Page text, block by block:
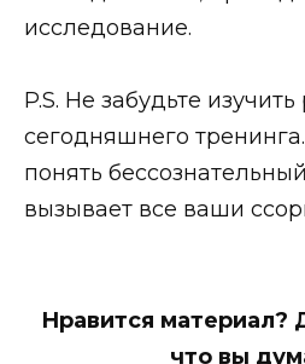
исследование.
P.S. Не забудьте
сегодняшнего
понять
вызывает все ваши
Нравится материал?
что вы